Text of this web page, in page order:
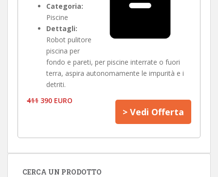
Categoria:
Piscine
Dettagli:
Robot pulitore
piscina per
fondo e pareti, per piscine interrate o fuori
terra, aspira autonomamente le impurità e i
detriti.
411 390 EURO
> Vedi Offerta
CERCA UN PRODOTTO